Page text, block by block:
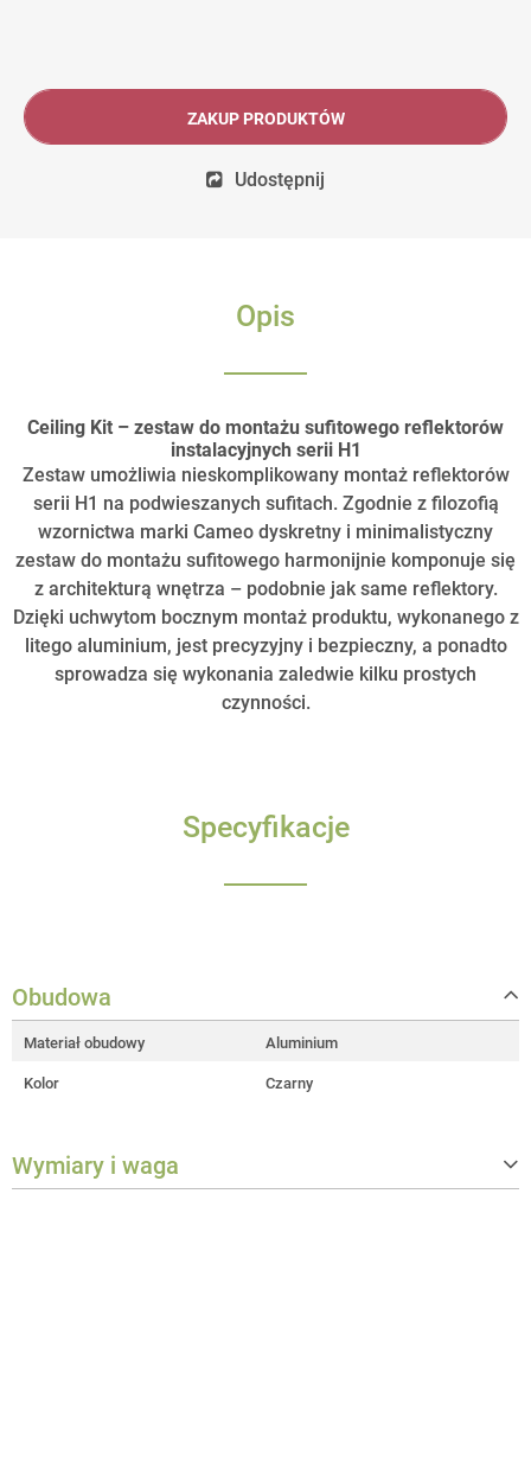
ZAKUP PRODUKTÓW
Udostępnij
Opis
Ceiling Kit – zestaw do montażu sufitowego reflektorów
instalacyjnych serii H1
Zestaw umożliwia nieskomplikowany montaż reflektorów
serii H1 na podwieszanych sufitach. Zgodnie z filozofią
wzornictwa marki Cameo dyskretny i minimalistyczny
zestaw do montażu sufitowego harmonijnie komponuje się
z architekturą wnętrza – podobnie jak same reflektory.
Dzięki uchwytom bocznym montaż produktu, wykonanego z
litego aluminium, jest precyzyjny i bezpieczny, a ponadto
sprowadza się wykonania zaledwie kilku prostych
czynności.
Specyfikacje
Obudowa
Materiał obudowy Aluminium
Kolor Czarny
Wymiary i waga